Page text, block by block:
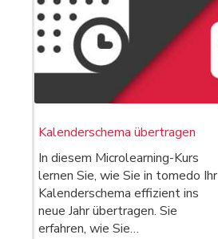
Kalenderschema übertragen
In diesem Microlearning-Kurs
lernen Sie, wie Sie in tomedo Ihr
Kalenderschema effizient ins
neue Jahr übertragen. Sie
erfahren, wie Sie…